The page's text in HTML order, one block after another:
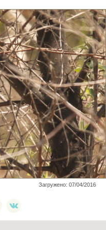
Загружено: 07/04/2016